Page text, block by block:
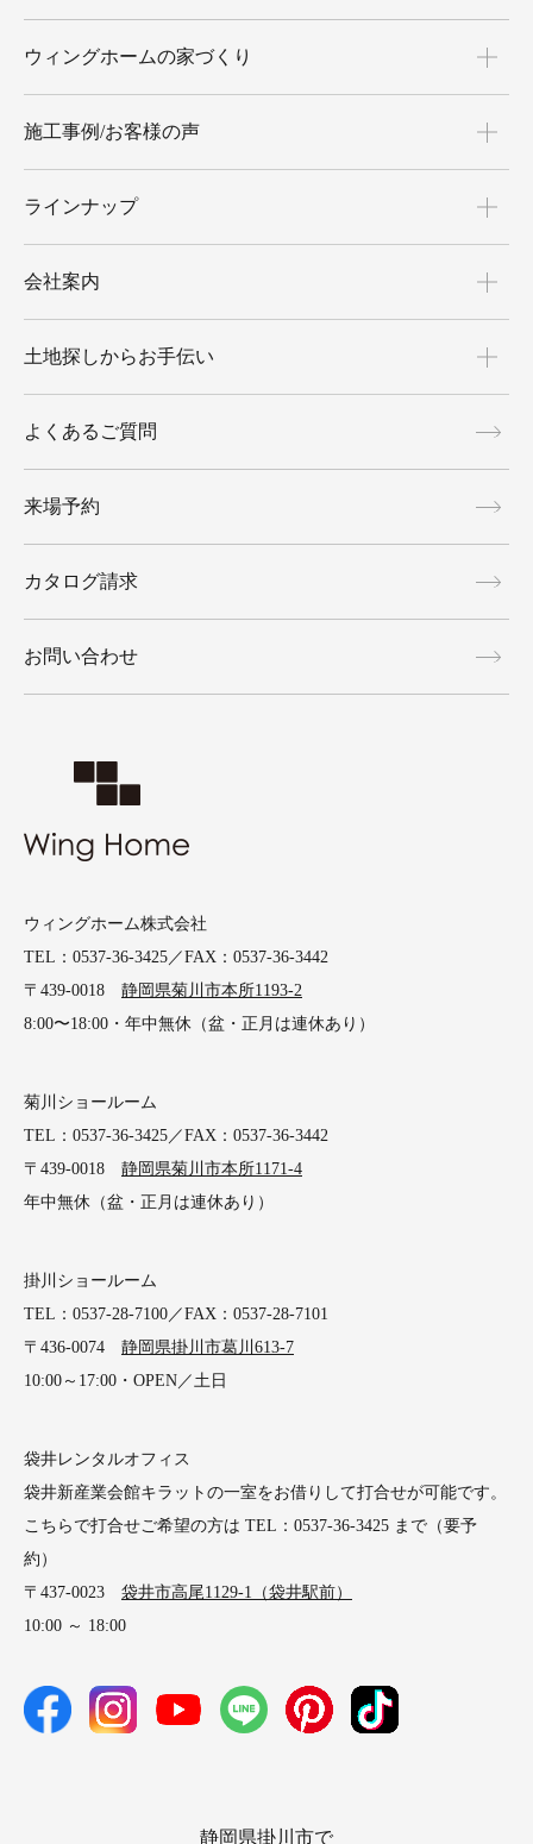
ウィングホーム株式会社
TEL：0537-36-3425／FAX：0537-36-3442
〒439-0018 静岡県菊川市本所1193-2
8:00〜18:00・年中無休（盆・正月は連休あり）
菊川ショールーム
TEL：0537-36-3425／FAX：0537-36-3442
〒439-0018 静岡県菊川市本所1171-4
年中無休（盆・正月は連休あり）
掛川ショールーム
TEL：0537-28-7100／FAX：0537-28-7101
〒436-0074 静岡県掛川市葛川613-7
10:00～17:00・OPEN／土日
袋井レンタルオフィス
袋井新産業会館キラットの一室をお借りして打合せが可能です。
こちらで打合せご希望の方は TEL：0537-36-3425 まで（要予
約）
〒437-0023 袋井市高尾1129-1（袋井駅前）
10:00 ～ 18:00
ウィングホームの家づくり
施工事例/お客様の声
ラインナップ
会社案内
土地探しからお手伝い
よくあるご質問
来場予約
カタログ請求
お問い合わせ
静岡県掛川市で